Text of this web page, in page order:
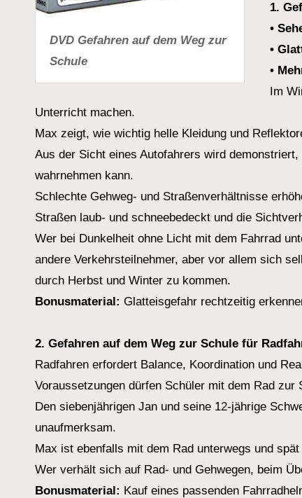
DVD Gefahren auf dem Weg zur
Schule
1.
•
•
•
Im
Unterricht machen.
Max zeigt, wie wichtig helle Kleidung und
Aus der Sicht eines Autofahrers wird
wahrnehmen kann.
Schlechte Gehweg- und Straßenverhältnisse
Straßen laub- und schneebedeckt und die
Wer bei Dunkelheit ohne Licht mit dem Fahrrad
andere Verkehrsteilnehmer, aber vor allem sich
durch Herbst und Winter zu kommen.
Bonusmaterial: Glatteisgefahr rechtzeitig
2. Gefahren auf dem Weg zur Schule für
Radfahren erfordert Balance, Koordination und
Voraussetzungen dürfen Schüler mit dem Rad zur
Den siebenjährigen Jan und seine 12-jährige
unaufmerksam.
Max ist ebenfalls mit dem Rad unterwegs und spät
Wer verhält sich auf Rad- und Gehwegen, beim
Bonusmaterial: Kauf eines passenden